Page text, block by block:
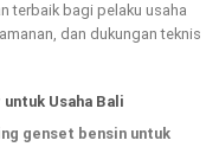
terbaik bagi pelaku usaha
dan dukungan teknis
Usaha Bali
genset bensin untuk